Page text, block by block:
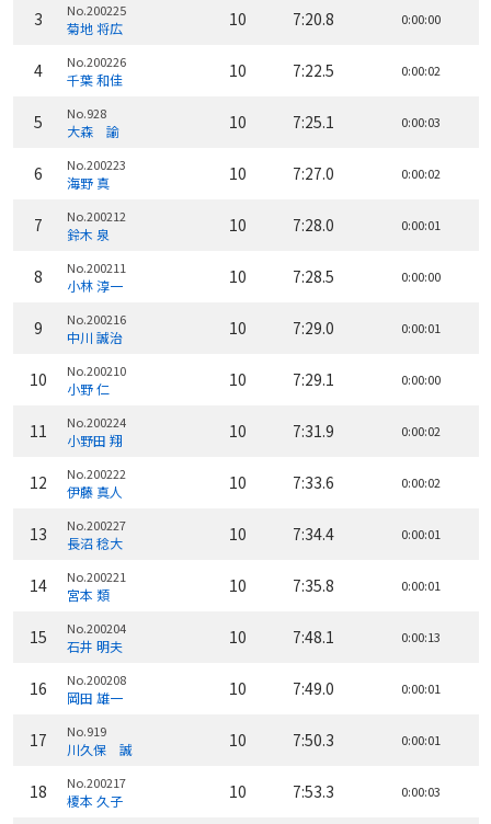
3 No.200225
菊地 将広 10 7:20.8 0:00:00
4 No.200226
千葉 和佳 10 7:22.5 0:00:02
5 No.928
大森 諭 10 7:25.1 0:00:03
6 No.200223
海野 真 10 7:27.0 0:00:02
7 No.200212
鈴木 泉 10 7:28.0 0:00:01
8 No.200211
小林 淳一 10 7:28.5 0:00:00
9 No.200216
中川 誠治 10 7:29.0 0:00:01
10 No.200210
小野 仁 10 7:29.1 0:00:00
11 No.200224
小野田 翔 10 7:31.9 0:00:02
12 No.200222
伊藤 真人 10 7:33.6 0:00:02
13 No.200227
長沼 稔大 10 7:34.4 0:00:01
14 No.200221
宮本 類 10 7:35.8 0:00:01
15 No.200204
石井 明夫 10 7:48.1 0:00:13
16 No.200208
岡田 雄一 10 7:49.0 0:00:01
17 No.919
川久保 誠 10 7:50.3 0:00:01
18 No.200217
榎本 久子 10 7:53.3 0:00:03